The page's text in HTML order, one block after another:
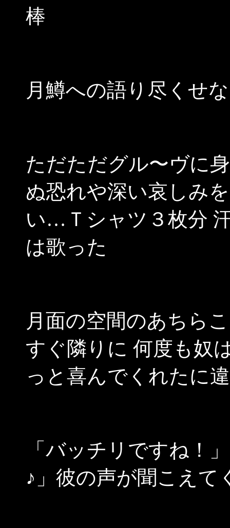
棒
月鱒への語り尽くせ
ただただグル〜ヴに
ぬ恐れや深い哀しみ
い…Ｔシャツ３枚分
は歌った
月面の空間のあちら
すぐ隣りに 何度も奴
っと喜んでくれたに
「バッチリですね！
♪」彼の声が聞こえて